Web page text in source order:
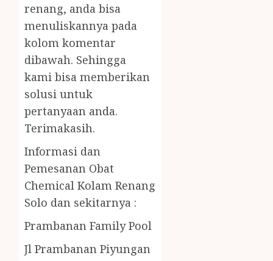
renang, anda bisa
menuliskannya pada
kolom komentar
dibawah. Sehingga
kami bisa memberikan
solusi untuk
pertanyaan anda.
Terimakasih.
Informasi dan
Pemesanan Obat
Chemical Kolam Renang
Solo dan sekitarnya :
Prambanan Family Pool
Jl Prambanan Piyungan